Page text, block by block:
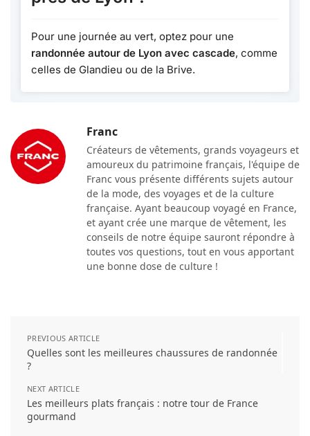
Pour une journée au vert, optez pour une
randonnée autour de Lyon avec cascade, comme
celles de Glandieu ou de la Brive.
Franc
Créateurs de vêtements, grands voyageurs et
amoureux du patrimoine français, l'équipe de
Franc vous présente différents sujets autour
de la mode, des voyages et de la culture
française. Ayant beaucoup voyagé en France,
et ayant crée une marque de vêtement, les
conseils de notre équipe sauront répondre à
toutes vos questions, tout en vous apportant
une bonne dose de culture !
PREVIOUS ARTICLE
Quelles sont les meilleures chaussures de randonnée
?
NEXT ARTICLE
Les meilleurs plats français : notre tour de France
gourmand